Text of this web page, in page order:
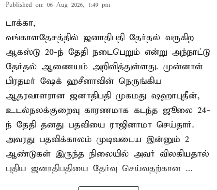
Published on: 06 Aug 2026, 1:49 pm
டாக்கா,
வங்காளதேசத்தில் ஜனாதிபதி தேர்தல் வருகிற
ஆகஸ்டு 20-ந் தேதி நடைபெறும் என்று அந்நாட்டு
தேர்தல் ஆணையம் அறிவித்துள்ளது. முன்னாள்
பிரதமர் ஷேக் ஹசீனாவின் நெருங்கிய
ஆதரவாளரான ஜனாதிபதி முகமது ஷஹாபுதீன்,
உடல்நலக்குறைவு காரணமாக கடந்த ஜூலை 24-
ந் தேதி தனது பதவியை ராஜினாமா செய்தார்.
அவரது பதவிக்காலம் முடிவடைய இன்னும் 2
ஆண்டுகள் இருந்த நிலையில் அவர் விலகியதால்
புதிய ஜனாதிபதியை தேர்வு செய்வதற்கான ...